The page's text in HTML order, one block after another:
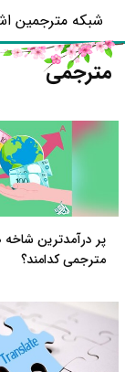
شبکه مترجمین
مترجمی
پر درآمدترین
مترجمی کدامند؟